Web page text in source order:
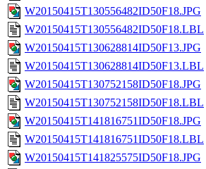
W20150415T130556482ID50F18.JPG
W20150415T130556482ID50F18.LBL
W20150415T130628814ID50F13.JPG
W20150415T130628814ID50F13.LBL
W20150415T130752158ID50F18.JPG
W20150415T130752158ID50F18.LBL
W20150415T141816751ID50F18.JPG
W20150415T141816751ID50F18.LBL
W20150415T141825575ID50F18.JPG